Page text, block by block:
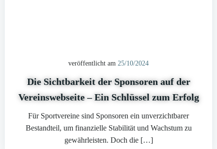
veröffentlicht am 25/10/2024
Die Sichtbarkeit der Sponsoren auf der
Vereinswebseite – Ein Schlüssel zum Erfolg
Für Sportvereine sind Sponsoren ein unverzichtbarer
Bestandteil, um finanzielle Stabilität und Wachstum zu
gewährleisten. Doch die […]